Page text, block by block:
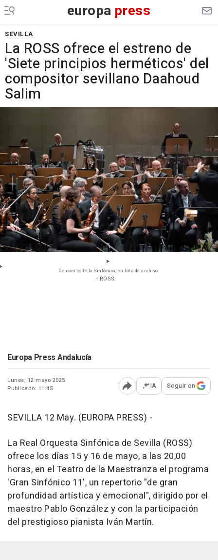
europa press
SEVILLA
La ROSS ofrece el estreno de
'Siete principios herméticos' del
compositor sevillano Daahoud
Salim
Concierto de la Sinfónica, en foto de archivo.
- ROSS
Europa Press Andalucía
Lunes, 12 mayo 2025
Publicado: 11:45
Abrir opciones para
IA Seguir en
SEVILLA 12 May. (EUROPA PRESS) -
La Real Orquesta Sinfónica de Sevilla (ROSS)
ofrece los días 15 y 16 de mayo, a las 20,00
horas, en el Teatro de la Maestranza el programa
'Gran Sinfónico 11', un repertorio "de gran
profundidad artística y emocional", dirigido por el
maestro Pablo González y con la participación
del prestigioso pianista Iván Martín.